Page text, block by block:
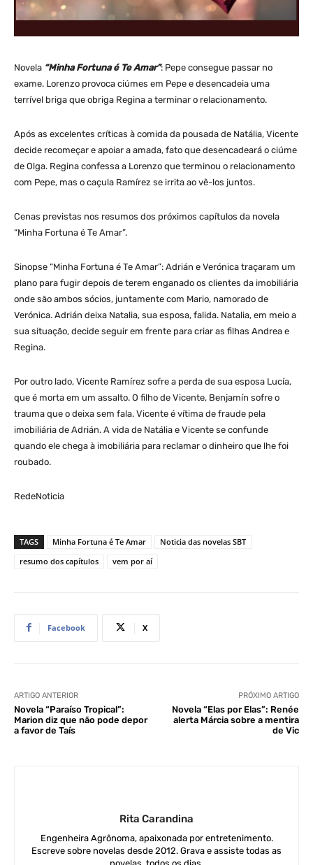
Novela “Minha Fortuna é Te Amar”: Pepe consegue passar no
exame. Lorenzo provoca ciúmes em Pepe e desencadeia uma
terrível briga que obriga Regina a terminar o relacionamento.
Após as excelentes críticas à comida da pousada de Natália, Vicente
decide recomeçar e apoiar a amada, fato que desencadeará o ciúme
de Olga. Regina confessa a Lorenzo que terminou o relacionamento
com Pepe, mas o caçula Ramírez se irrita ao vê-los juntos.
Cenas previstas nos resumos dos próximos capítulos da novela
“Minha Fortuna é Te Amar”.
Sinopse “Minha Fortuna é Te Amar”: Adrián e Verónica traçaram um
plano para fugir depois de terem enganado os clientes da imobiliária
onde são ambos sócios, juntamente com Mario, namorado de
Verónica. Adrián deixa Natalia, sua esposa, falida. Natalia, em meio a
sua situação, decide seguir em frente para criar as filhas Andrea e
Regina.
Por outro lado, Vicente Ramírez sofre a perda de sua esposa Lucía,
que é morta em um assalto. O filho de Vicente, Benjamín sofre o
trauma que o deixa sem fala. Vicente é vítima de fraude pela
imobiliária de Adrián. A vida de Natália e Vicente se confunde
quando ele chega à imobiliária para reclamar o dinheiro que lhe foi
roubado.
RedeNoticia
TAGS Minha Fortuna é Te Amar
Noticia das novelas SBT
resumo dos capítulos
vem por aí
Facebook X
ARTIGO ANTERIOR
Novela “Paraíso Tropical”:
Marion diz que não pode depor
a favor de Taís
PRÓXIMO ARTIGO
Novela “Elas por Elas”: Renée
alerta Márcia sobre a mentira
de Vic
Rita Carandina
Engenheira Agrônoma, apaixonada por entretenimento.
Escreve sobre novelas desde 2012. Grava e assiste todas as